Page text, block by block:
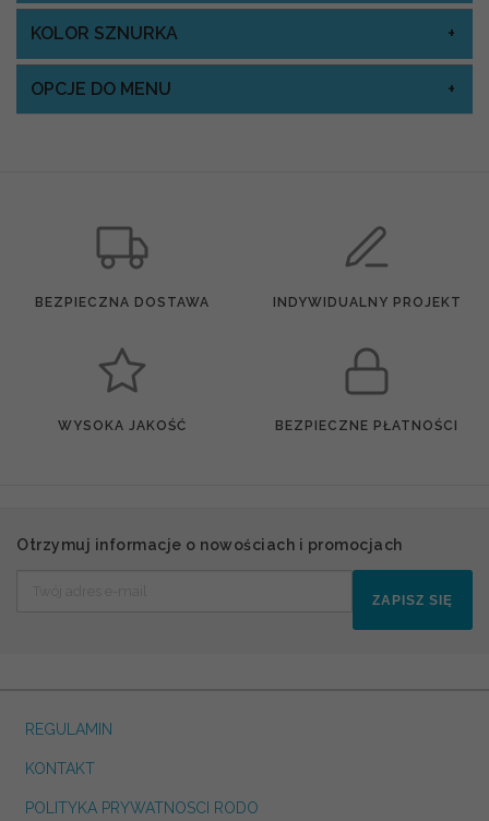
KOLOR SZNURKA
OPCJE DO MENU
BEZPIECZNA DOSTAWA INDYWIDUALNY PROJEKT
WYSOKA JAKOŚĆ BEZPIECZNE PŁATNOŚCI
Otrzymuj informacje o nowościach i promocjach
ZAPISZ SIĘ
REGULAMIN
KONTAKT
POLITYKA PRYWATNOSCI RODO